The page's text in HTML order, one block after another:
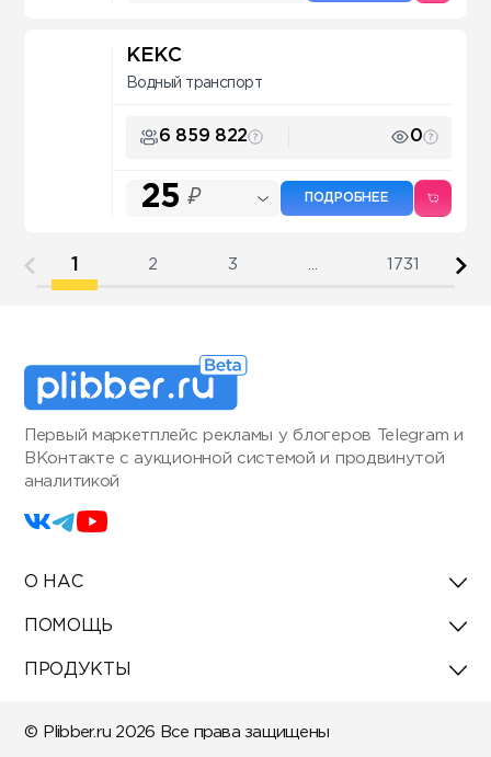
КЕКС
Водный транспорт
6 859 822 0
25 ₽ ПОДРОБНЕЕ
1 2 3 1731
Первый маркетплейс рекламы у блогеров Telegram и
ВКонтакте с аукционной системой и продвинутой
аналитикой
О НАС
ПОМОЩЬ
ПРОДУКТЫ
© Plibber.ru 2026 Все права защищены